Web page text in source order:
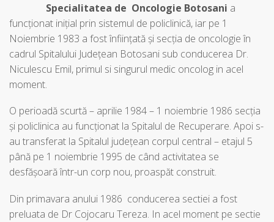
Specialitatea de Oncologie Botosani a
funcționat inițial prin sistemul de policlinică, iar pe 1
Noiembrie 1983 a fost înființată și secția de oncologie în
cadrul Spitalului Județean Botosani sub conducerea Dr.
Niculescu Emil, primul si singurul medic oncolog in acel
moment.
O perioadă scurtă – aprilie 1984 – 1 noiembrie 1986 secția
și policlinica au funcționat la Spitalul de Recuperare. Apoi s-
au transferat la Spitalul județean corpul central – etajul 5
până pe 1 noiembrie 1995 de când activitatea se
desfășoară într-un corp nou, proaspăt construit.
Din primavara anului 1986 conducerea sectiei a fost
preluata de Dr Cojocaru Tereza. In acel moment pe sectie